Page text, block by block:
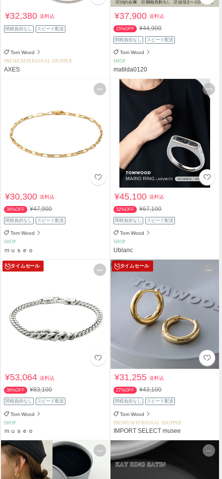
¥32,380送料込
関税負担なし スピード配送
Tom Wood
PREMIUM PERSONAL SHOPPER
AXES
¥37,900送料込
15%OFF ¥44,900
関税負担なし スピード配送
Tom Wood
SHOP
matilda0120
¥30,300送料込
36%OFF ¥47,900
関税負担なし スピード配送
Tom Wood
SHOP
ｍｕｓｅｏ
¥45,100送料込
32%OFF ¥67,100
関税負担なし スピード配送
Tom Wood
SHOP
Ublanc
タイムセール
¥53,064送料込
36%OFF ¥83,100
関税負担なし スピード配送
Tom Wood
SHOP
ｍｕｓｅｏ
タイムセール
¥31,255送料込
27%OFF ¥43,100
関税負担なし スピード配送
Tom Wood
PREMIUM PERSONAL SHOPPER
IMPORT SELECT musee